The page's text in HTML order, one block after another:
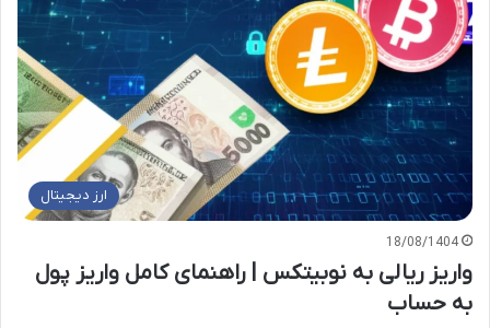
ارز دیجیتال
18/08/1404
واریز ریالی به نوبیتکس | راهنمای کامل واریز پول
به حساب